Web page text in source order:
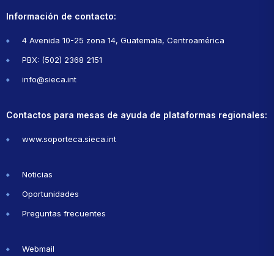
Información de contacto:
4 Avenida 10-25 zona 14, Guatemala, Centroamérica
PBX: (502) 2368 2151
info@sieca.int
Contactos para mesas de ayuda de plataformas regionales:
www.soporteca.sieca.int
Noticias
Oportunidades
Preguntas frecuentes
Webmail